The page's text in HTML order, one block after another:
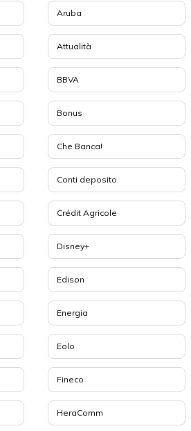
Aruba
Attualità
BBVA
Bonus
Che Banca!
Conti deposito
Crédit Agricole
Disney+
Edison
Energia
Eolo
Fineco
HeraComm